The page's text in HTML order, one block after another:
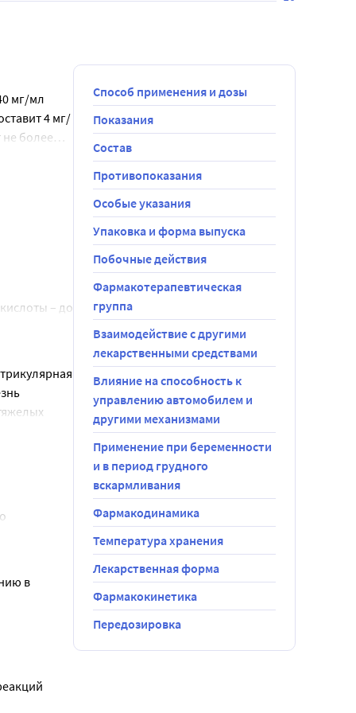
мг/мл
4 мг/
более
можно
декстрозы
75 мг
К+ в
крови
или
с
– до
может
в
Способ применения и дозы
Показания
Состав
Противопоказания
Особые указания
Упаковка и форма выпуска
Побочные действия
Фармакотерапевтическая
группа
Взаимодействие с другими
лекарственными средствами
Влияние на способность к
управлению автомобилем и
другими механизмами
Применение при беременности
и в период грудного
вскармливания
Фармакодинамика
Температура хранения
Лекарственная форма
Фармакокинетика
Передозировка